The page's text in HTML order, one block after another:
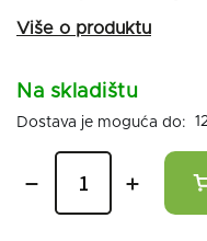
Na skladištu